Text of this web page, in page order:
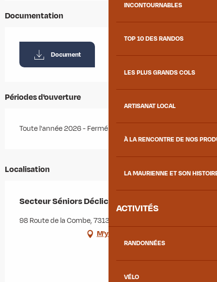
INCONTOURNABLES
TOP 10 DES RANDOS
LES PLUS GRANDS COLS
ARTISANAT LOCAL
À LA RENCONTRE DE NOS
LA MAURIENNE ET SON
ACTIVITÉS
RANDONNÉES
VÉLO
Documentation
Document
Périodes d'ouverture
Toute l'année 2026 - Fermé le samedi, le dimanche
Localisation
Secteur Séniors Déclicc
98 Route de la Combe, 73130 Saint-Étienne-de-Cuines
M'y rendre